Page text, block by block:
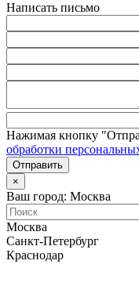
Написать письмо
Нажимая кнопку
обработки
Отправить
×
Ваш город: Москва
Москва
Санкт-Петербург
Краснодар